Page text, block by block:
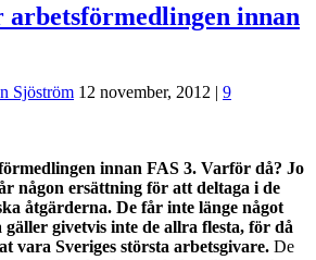
arbetsförmedlingen innan
Sjöström 12 november, 2012 | 9
innan FAS 3. Varför då? Jo
någon ersättning för att deltaga i de
åtgärderna. De får inte länge något
givetvis inte de allra flesta, för då
vara Sveriges största arbetsgivare. De